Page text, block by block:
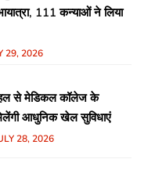
111 कन्याओं ने लिया
29, 2026
से मेडिकल कॉलेज के
मिलेंगी आधुनिक खेल सुविधाएं
28, 2026